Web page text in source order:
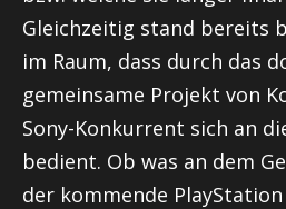
Gleichzeitig stand bereits
im Raum, dass durch das
gemeinsame Projekt von
Sony-Konkurrent sich an
bedient. Ob was an dem
der kommende PlayStation